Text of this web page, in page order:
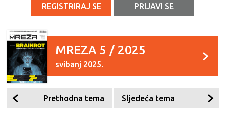
REGISTRIRAJ SE PRIJAVI SE
MREZA 5 / 2025
svibanj 2025.
Prethodna tema Sljedeća tema